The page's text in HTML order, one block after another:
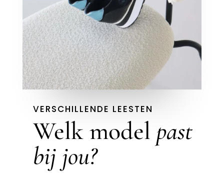
VERSCHILLENDE LEESTEN
Welk model past
bij jou?